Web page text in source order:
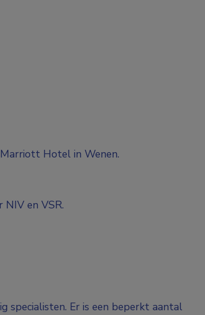
Hotel in Wenen.
en VSR.
specialisten. Er is een beperkt aantal